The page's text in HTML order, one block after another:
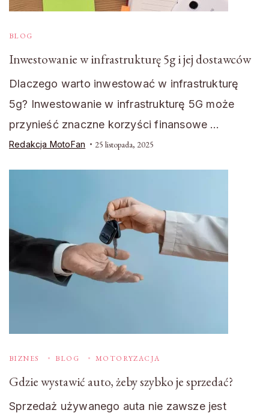
BLOG
Inwestowanie w infrastrukturę 5g i jej dostawców
Dlaczego warto inwestować w infrastrukturę
5g? Inwestowanie w infrastrukturę 5G może
przynieść znaczne korzyści finansowe …
Redakcja MotoFan 25 listopada, 2025
BIZNES BLOG MOTORYZACJA
Gdzie wystawić auto, żeby szybko je sprzedać?
Sprzedaż używanego auta nie zawsze jest